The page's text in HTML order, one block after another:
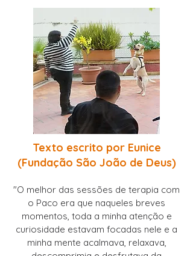
Texto escrito por Eunice
(Fundação São João de Deus)
"O melhor das sessões de terapia com
o Paco era que naqueles breves
momentos, toda a minha atenção e
curiosidade estavam focadas nele e a
minha mente acalmava, relaxava,